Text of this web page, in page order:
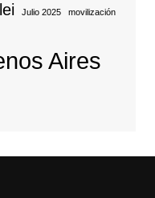
Julio 2025 movilización
Aires